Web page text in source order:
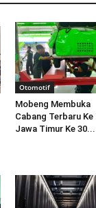
Otomotif
Mobeng Membuka
Cabang Terbaru Ke
Jawa Timur Ke 30...